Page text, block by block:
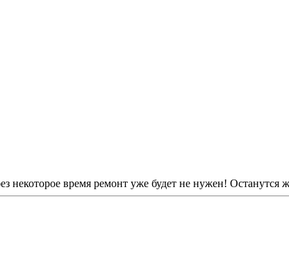
некоторое время ремонт уже будет не нужен!